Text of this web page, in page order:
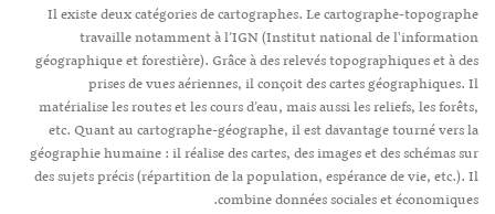
Il existe deux catégories de cartographes. Le cartographe-topographe
travaille notamment à l’IGN (Institut national de l'information
géographique et forestière). Grâce à des relevés topographiques et à des
prises de vues aériennes, il conçoit des cartes géographiques. Il
matérialise les routes et les cours d’eau, mais aussi les reliefs, les forêts,
etc. Quant au cartographe-géographe, il est davantage tourné vers la
géographie humaine : il réalise des cartes, des images et des schémas sur
des sujets précis (répartition de la population, espérance de vie, etc.). Il
combine données sociales et économiques.